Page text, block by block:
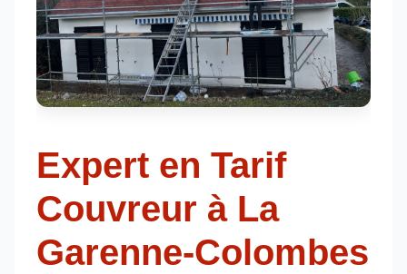
Expert en Tarif
Couvreur à La
Garenne-Colombes